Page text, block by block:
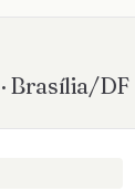
Brasília/DF